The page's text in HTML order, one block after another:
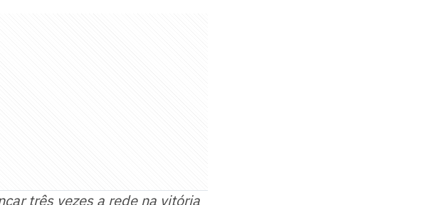
três vezes a rede na vitória